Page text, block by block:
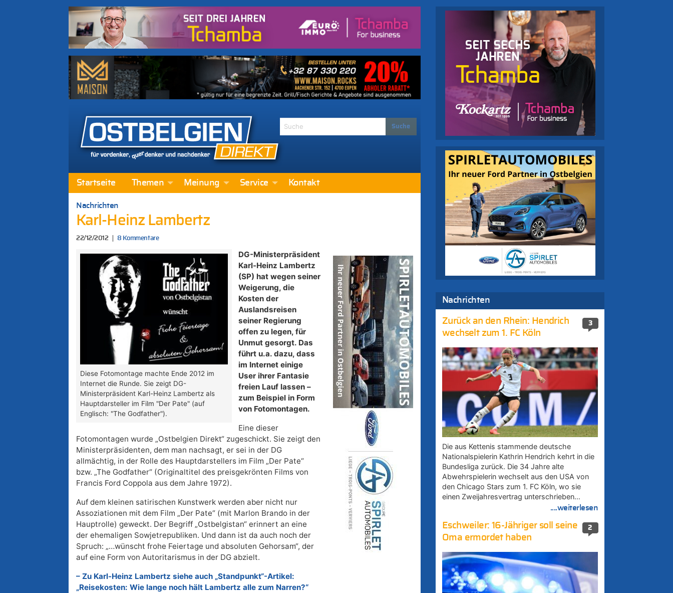
Startseite Themen Meinung Service Kontakt
Nachrichten
Karl-Heinz Lambertz
22/12/2012 8 Kommentare
Diese Fotomontage machte Ende 2012 im
Internet die Runde. Sie zeigt DG-
Ministerpräsident Karl-Heinz Lambertz als
Hauptdarsteller im Film "Der Pate" (auf
Englisch: "The Godfather").
DG-Ministerpräsident
Karl-Heinz Lambertz
(SP) hat wegen seiner
Weigerung, die
Kosten der
Auslandsreisen
seiner Regierung
offen zu legen, für
Unmut gesorgt. Das
führt u.a. dazu, dass
im Internet einige
User ihrer Fantasie
freien Lauf lassen –
zum Beispiel in Form
von Fotomontagen.
Eine dieser
Fotomontagen wurde „Ostbelgien Direkt“ zugeschickt. Sie zeigt den
Ministerpräsidenten, dem man nachsagt, er sei in der DG
allmächtig, in der Rolle des Hauptdarstellers im Film „Der Pate“
bzw. „The Godfather“ (Originaltitel des preisgekrönten Films von
Francis Ford Coppola aus dem Jahre 1972).
Auf dem kleinen satirischen Kunstwerk werden aber nicht nur
Assoziationen mit dem Film „Der Pate“ (mit Marlon Brando in der
Hauptrolle) geweckt. Der Begriff „Ostbelgistan“ erinnert an eine
der ehemaligen Sowjetrepubliken. Und dann ist da auch noch der
Spruch: „…wünscht frohe Feiertage und absoluten Gehorsam“, der
auf eine Form von Autoritarismus in der DG abzielt.
– Zu Karl-Heinz Lambertz siehe auch „Standpunkt“-Artikel:
„Reisekosten: Wie lange noch hält Lambertz alle zum Narren?“
Nachrichten
3
Zurück an den Rhein: Hendrich
wechselt zum 1. FC Köln
Die aus Kettenis stammende deutsche
Nationalspielerin Kathrin Hendrich kehrt in die
Bundesliga zurück. Die 34 Jahre alte
Abwehrspielerin wechselt aus den USA von
den Chicago Stars zum 1. FC Köln, wo sie
einen Zweijahresvertrag unterschrieben…
....weiterlesen
2
Eschweiler: 16-Jähriger soll seine
Oma ermordet haben